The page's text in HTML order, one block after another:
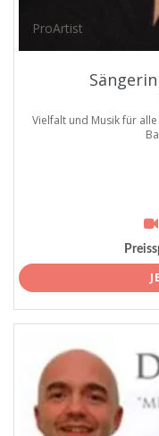
ProArtist
Vielfalt und Musik für